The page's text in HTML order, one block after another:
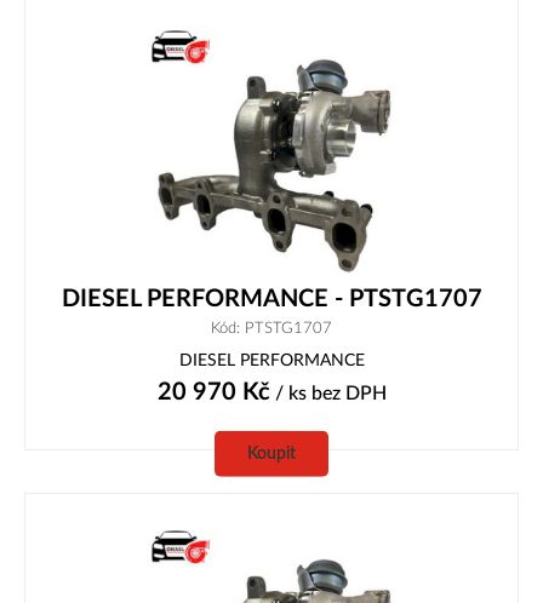
DIESEL PERFORMANCE - PTSTG1707
Kód: PTSTG1707
DIESEL PERFORMANCE
20 970 Kč/ ks bez DPH
Koupit